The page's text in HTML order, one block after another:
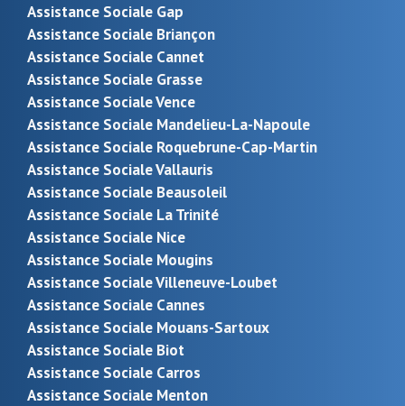
Assistance Sociale Gap
Assistance Sociale Briançon
Assistance Sociale Cannet
Assistance Sociale Grasse
Assistance Sociale Vence
Assistance Sociale Mandelieu-La-Napoule
Assistance Sociale Roquebrune-Cap-Martin
Assistance Sociale Vallauris
Assistance Sociale Beausoleil
Assistance Sociale La Trinité
Assistance Sociale Nice
Assistance Sociale Mougins
Assistance Sociale Villeneuve-Loubet
Assistance Sociale Cannes
Assistance Sociale Mouans-Sartoux
Assistance Sociale Biot
Assistance Sociale Carros
Assistance Sociale Menton